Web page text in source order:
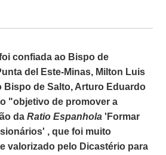
confiada ao Bispo de
del Este-Minas, Milton Luis
Bispo de Salto, Arturo Eduardo
"objetivo de promover a
daRatio Espanhola 'Formar
, que foi muito
valorizado pelo Dicastério para